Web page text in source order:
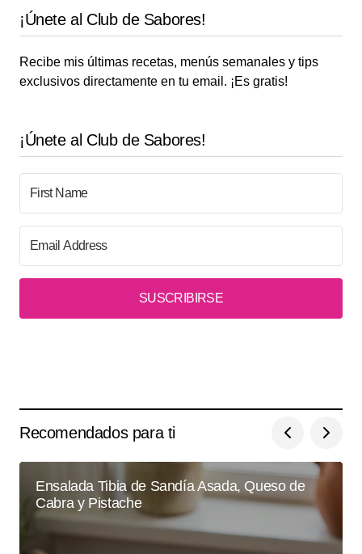
¡Únete al Club de Sabores!
Recibe mis últimas recetas, menús semanales y tips
exclusivos directamente en tu email. ¡Es gratis!
¡Únete al Club de Sabores!
SUSCRIBIRSE
Recomendados para ti
Ensalada Tibia de Sandía Asada, Queso de
Cabra y Pistache